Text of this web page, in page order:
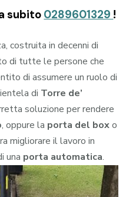
subito 0289601329 !
costruita in decenni di
di tutte le persone che
di assumere un ruolo di
di Torre de’
soluzione per rendere
, oppure la porta del boxo
migliorare il lavoro in
una porta automatica.